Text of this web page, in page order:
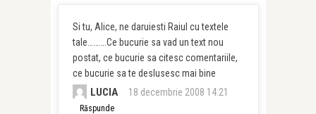
Si tu, Alice, ne daruiesti Raiul cu textele
tale……….Ce bucurie sa vad un text nou
postat, ce bucurie sa citesc comentariile,
ce bucurie sa te deslusesc mai bine
LUCIA 18 decembrie 2008 14:21
Răspunde